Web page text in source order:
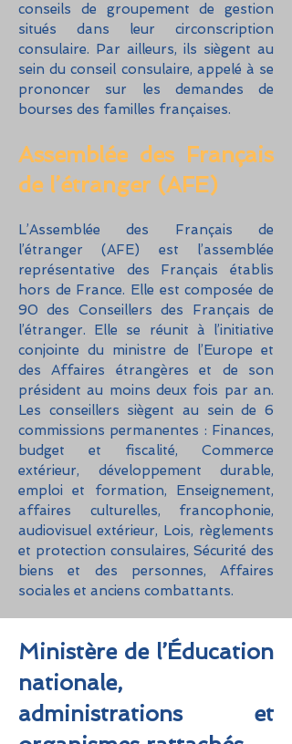
conseils de groupement de gestion
situés dans leur circonscription
consulaire. Par ailleurs, ils siègent au
sein du conseil consulaire, appelé à se
prononcer sur les demandes de
bourses des familles françaises.
Assemblée des Français
de l’étranger (AFE)
L’Assemblée des Français de
l’étranger (AFE) est l’assemblée
représentative des Français établis
hors de France. Elle est composée de
90 des Conseillers des Français de
l’étranger. Elle se réunit à l’initiative
conjointe du ministre de l’Europe et
des Affaires étrangères et de son
président au moins deux fois par an.
Les conseillers siègent au sein de 6
commissions permanentes : Finances,
budget et fiscalité, Commerce
extérieur, développement durable,
emploi et formation, Enseignement,
affaires culturelles, francophonie,
audiovisuel extérieur, Lois, règlements
et protection consulaires, Sécurité des
biens et des personnes, Affaires
sociales et anciens combattants.
Ministère de l’Éducation
nationale,
administrations et